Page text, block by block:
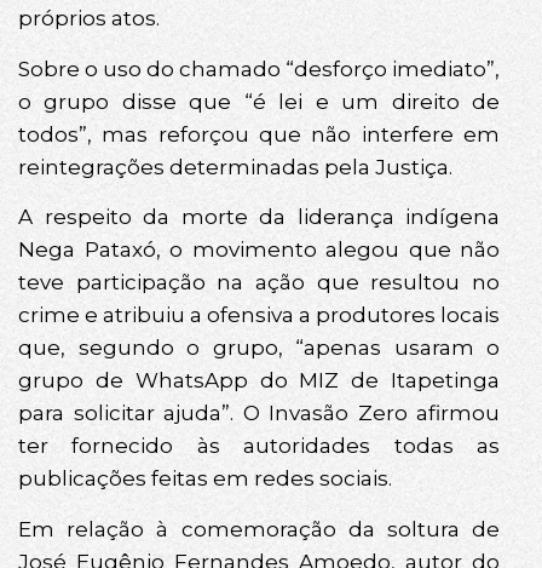
próprios atos.
Sobre o uso do chamado “desforço imediato”,
o grupo disse que “é lei e um direito de
todos”, mas reforçou que não interfere em
reintegrações determinadas pela Justiça.
A respeito da morte da liderança indígena
Nega Pataxó, o movimento alegou que não
teve participação na ação que resultou no
crime e atribuiu a ofensiva a produtores locais
que, segundo o grupo, “apenas usaram o
grupo de WhatsApp do MIZ de Itapetinga
para solicitar ajuda”. O Invasão Zero afirmou
ter fornecido às autoridades todas as
publicações feitas em redes sociais.
Em relação à comemoração da soltura de
José Eugênio Fernandes Amoedo, autor do